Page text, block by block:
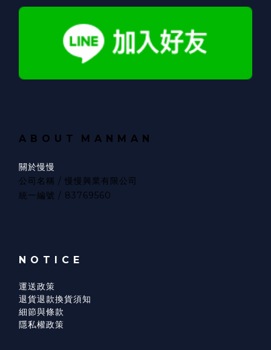
A B O U T M A N M A N
關於慢慢
公司名稱 / 慢慢興業有限公司
統一編號 / 83769560
N O T I C E
運送政策
退貨退款換貨須知
細節與條款
隱私權政策